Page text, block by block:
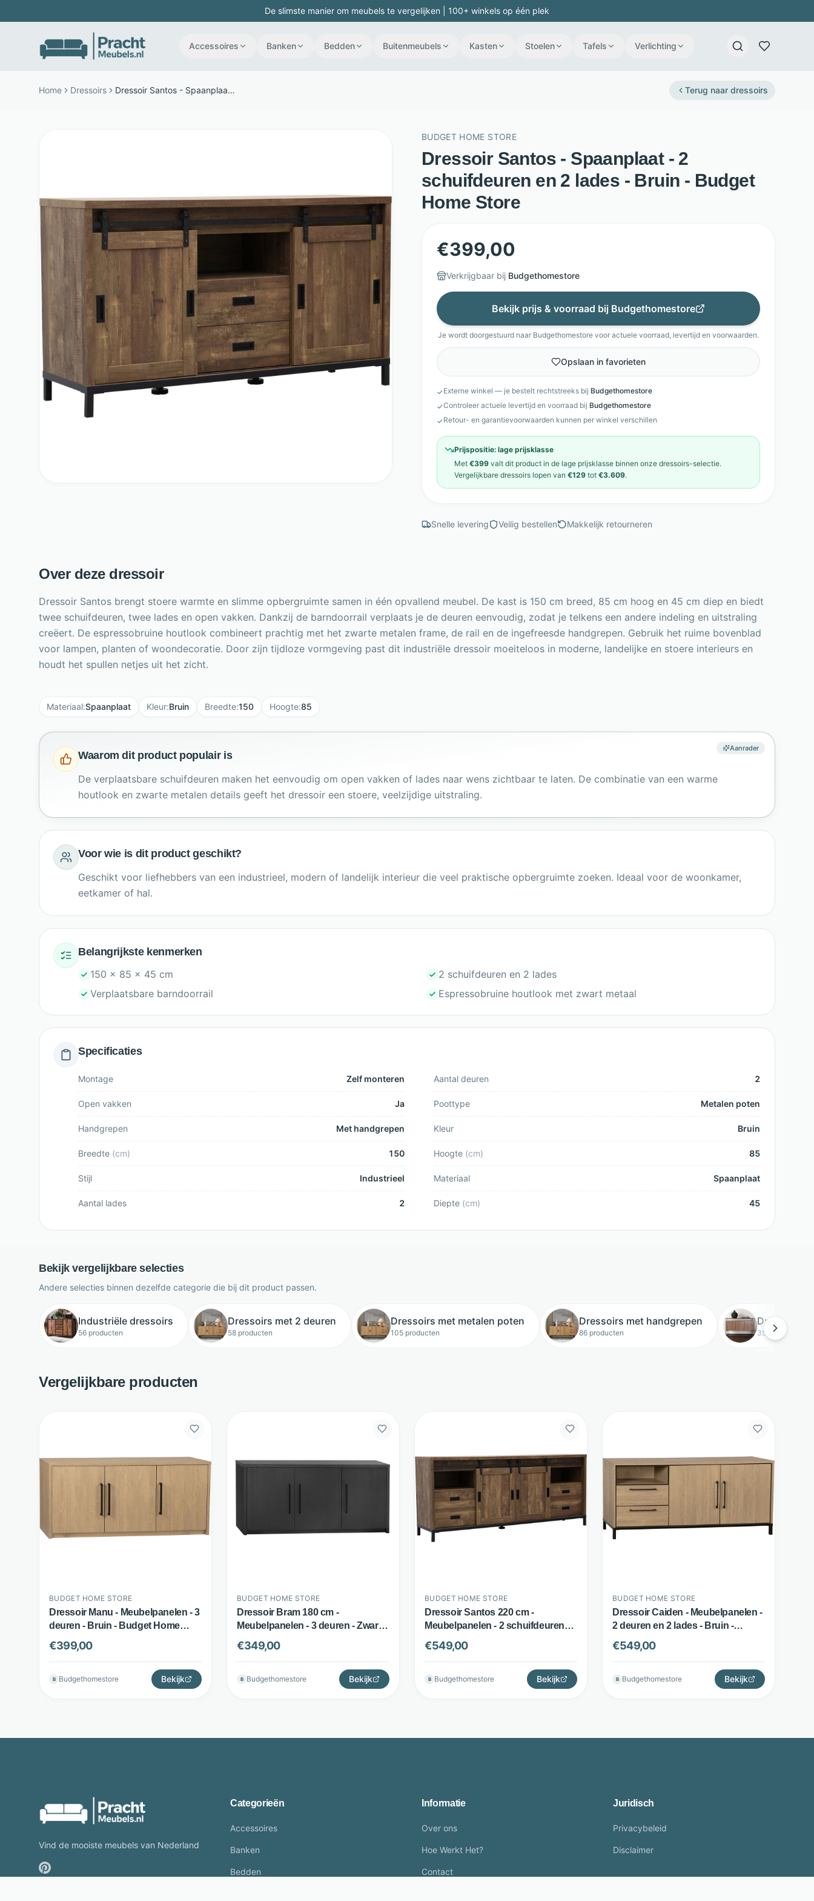
De slimste manier om meubels te vergelijken | 100+ winkels op één plek
Accessoires Banken Bedden Buitenmeubels Kasten Stoelen Tafels Verlichting
Home Dressoirs Dressoir Santos - Spaanplaat - 2 schuifdeuren en 2 lades - Bruin - Budget Home Store Terug naar dressoirs
BUDGET HOME STORE
Dressoir Santos - Spaanplaat - 2
schuifdeuren en 2 lades - Bruin - Budget
Home Store
€399,00
Verkrijgbaar bij Budgethomestore
Bekijk prijs & voorraad bij Budgethomestore
Je wordt doorgestuurd naar Budgethomestore voor actuele voorraad, levertijd en voorwaarden.
Opslaan in favorieten
✓Externe winkel — je bestelt rechtstreeks bij Budgethomestore
✓Controleer actuele levertijd en voorraad bij Budgethomestore
✓Retour- en garantievoorwaarden kunnen per winkel verschillen
Prijspositie: lage prijsklasse
Met €399 valt dit product in de lage prijsklasse binnen onze dressoirs-selectie.
Vergelijkbare dressoirs lopen van €129 tot €3.609.
Snelle levering Veilig bestellen Makkelijk retourneren
Over deze dressoir
Dressoir Santos brengt stoere warmte en slimme opbergruimte samen in één opvallend meubel. De kast is 150 cm breed, 85 cm hoog en 45 cm diep en biedt
twee schuifdeuren, twee lades en open vakken. Dankzij de barndoorrail verplaats je de deuren eenvoudig, zodat je telkens een andere indeling en uitstraling
creëert. De espressobruine houtlook combineert prachtig met het zwarte metalen frame, de rail en de ingefreesde handgrepen. Gebruik het ruime bovenblad
voor lampen, planten of woondecoratie. Door zijn tijdloze vormgeving past dit industriële dressoir moeiteloos in moderne, landelijke en stoere interieurs en
houdt het spullen netjes uit het zicht.
Materiaal:Spaanplaat Kleur:Bruin Breedte:150 Hoogte:85
Aanrader
Waarom dit product populair is
De verplaatsbare schuifdeuren maken het eenvoudig om open vakken of lades naar wens zichtbaar te laten. De combinatie van een warme
houtlook en zwarte metalen details geeft het dressoir een stoere, veelzijdige uitstraling.
Voor wie is dit product geschikt?
Geschikt voor liefhebbers van een industrieel, modern of landelijk interieur die veel praktische opbergruimte zoeken. Ideaal voor de woonkamer,
eetkamer of hal.
Belangrijkste kenmerken
150 x 85 x 45 cm
2 schuifdeuren en 2 lades
Verplaatsbare barndoorrail
Espressobruine houtlook met zwart metaal
Specificaties
Montage Zelf monteren Aantal deuren 2
Open vakken Ja Poottype Metalen poten
Handgrepen Met handgrepen Kleur Bruin
Breedte (cm) 150 Hoogte (cm) 85
Stijl Industrieel Materiaal Spaanplaat
Aantal lades 2 Diepte (cm) 45
Bekijk vergelijkbare selecties
Andere selecties binnen dezelfde categorie die bij dit product passen.
Industriële dressoirs
56 producten
Dressoirs met 2 deuren
58 producten
Dressoirs met metalen poten
105 producten
Dressoirs met handgrepen
86 producten
Dressoirs
35 producten
Vergelijkbare producten
BUDGET HOME STORE
Dressoir Manu - Meubelpanelen - 3
deuren - Bruin - Budget Home
Store
€399,00
B Budgethomestore Bekijk
BUDGET HOME STORE
Dressoir Bram 180 cm -
Meubelpanelen - 3 deuren - Zwart -
Budget Home Store
€349,00
B Budgethomestore Bekijk
BUDGET HOME STORE
Dressoir Santos 220 cm -
Meubelpanelen - 2 schuifdeuren
en 4 lades - Bruin - Budget Home
Store
€549,00
B Budgethomestore Bekijk
BUDGET HOME STORE
Dressoir Caiden - Meubelpanelen -
2 deuren en 2 lades - Bruin -
Budget Home Store
€549,00
B Budgethomestore Bekijk
Vind de mooiste meubels van Nederland
Categorieën
Accessoires
Banken
Bedden
Informatie
Over ons
Hoe Werkt Het?
Contact
Juridisch
Privacybeleid
Disclaimer